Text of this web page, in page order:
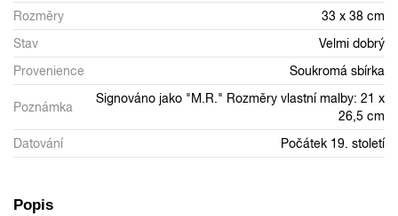
Rozměry
33 x 38 cm
Stav
Velmi dobrý
Provenience
Soukromá sbírka
Poznámka
Signováno jako "M.R." Rozměry vlastní malby: 21 x
26,5 cm
Datování
Počátek 19. století
Popis